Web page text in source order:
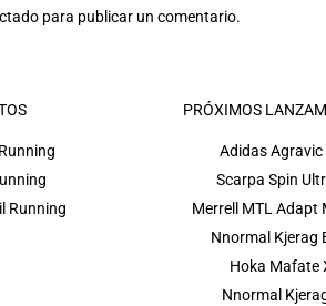
para publicar un comentario.
Running
PRÓXIMOS
Adidas Agravic
Scarpa Spin
Merrell MTL Adapt
Nnormal Kjerag
Hoka Mafate
Nnormal